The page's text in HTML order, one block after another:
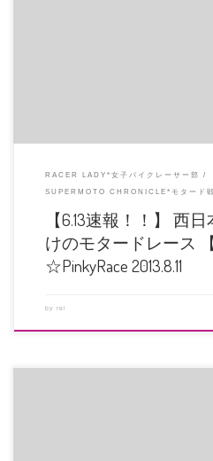
RACER LADY*女子バイクレーサー部
SUPERMOTO CHRONICLE*モタード
【6.13速報！！】 西
けのモタードレース
☆PinkyRace 2013.8.11
by rei